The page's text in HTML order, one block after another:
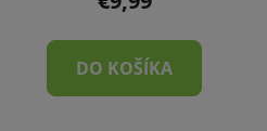
DO KOŠÍKA